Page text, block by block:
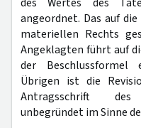
angeordnet. Das auf
materiellen Rechts
Angeklagten führt auf
der Beschlussformel
Übrigen ist die
Antragsschrift des
unbegründet im Sinne